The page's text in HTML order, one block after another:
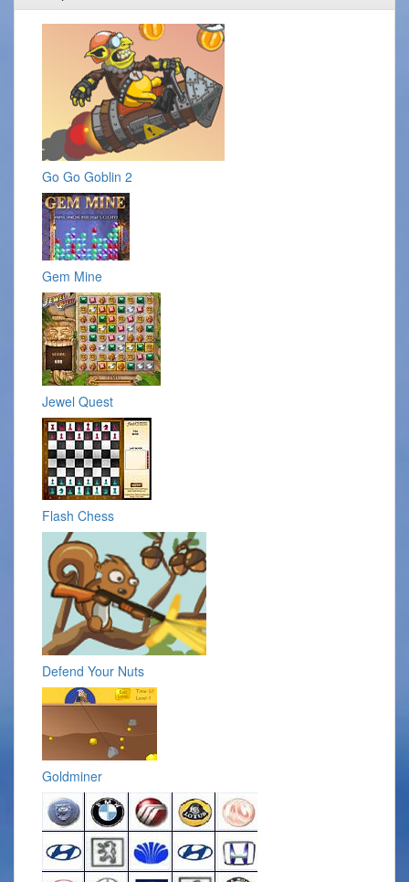
Go Go Goblin 2
Gem Mine
Jewel Quest
Flash Chess
Defend Your Nuts
Goldminer